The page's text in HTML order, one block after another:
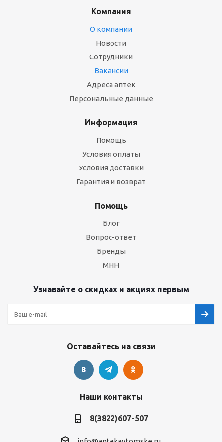
Компания
О компании
Новости
Сотрудники
Вакансии
Адреса аптек
Персональные данные
Информация
Помощь
Условия оплаты
Условия доставки
Гарантия и возврат
Помощь
Блог
Вопрос-ответ
Бренды
МНН
Узнавайте о скидках и акциях первым
Оставайтесь на связи
Наши контакты
8(3822)607-507